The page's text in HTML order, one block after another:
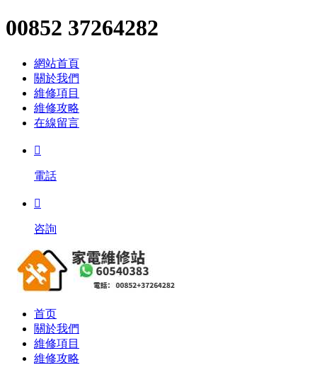
00852 37264282
網站首頁
關於我們
維修項目
維修攻略
在線留言

電話

咨詢
首页
關於我們
維修項目
維修攻略